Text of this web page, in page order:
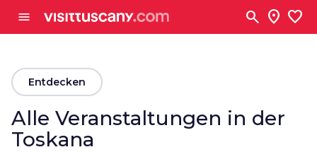
menu search location_on favorite
arrow_backEntdecken
Alle Veranstaltungen in der
Toskana